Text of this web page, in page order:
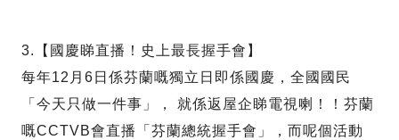
3.【國慶睇直播！史上最長握手會】
每年12月6日係芬蘭嘅獨立日即係國慶，全國國民
「今天只做一件事」， 就係返屋企睇電視喇！！芬蘭
嘅CCTVB會直播「芬蘭總統握手會」，而呢個活動